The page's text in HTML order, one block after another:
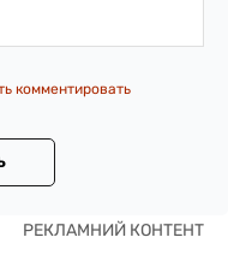
комментировать